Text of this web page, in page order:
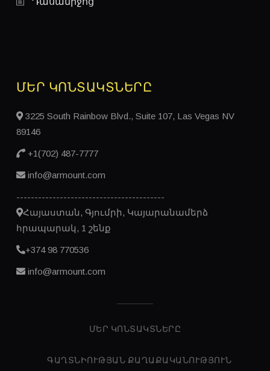
ՄԵՐ ԿՈՆՏԱԿՏՆԵՐԸ
3225 South Rainbow Blvd., Suite 107, Las Vegas NV
89146
+1(702) 487-7777
info@armount.com
-----------------------------------------
Հայաստան, Գյումրի, Կայարանամերձ
հրապարակ, 1 շենք
+374 98 770536
info@armount.com
ՄԵՐ ԿՈՆՏԱԿՏՆԵՐԸ
ԳԱՂՏՆԻՈՒԹՅԱՆ ՔԱՂԱՔԱԿԱՆՈՒԹՅՈՒՆ